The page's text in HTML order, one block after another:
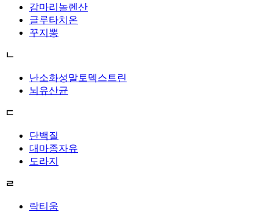
감마리놀렌산
글루타치온
꾸지뽕
ㄴ
난소화성말토덱스트린
뇌유산균
ㄷ
단백질
대마종자유
도라지
ㄹ
락티움